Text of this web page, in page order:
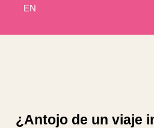
EN
¿Antojo de un viaje